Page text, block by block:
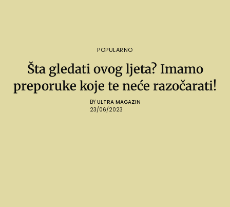
POPULARNO
Šta gledati ovog ljeta? Imamo
preporuke koje te neće razočarati!
BY ULTRA MAGAZIN
23/06/2023